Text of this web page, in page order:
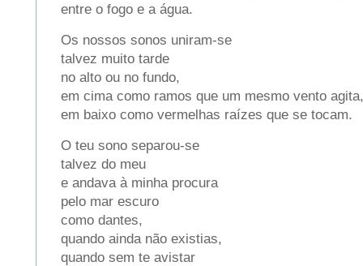
entre o fogo e a água.
Os nossos sonos uniram-se
talvez muito tarde
no alto ou no fundo,
em cima como ramos que um mesmo vento agita,
em baixo como vermelhas raízes que se tocam.
O teu sono separou-se
talvez do meu
e andava à minha procura
pelo mar escuro
como dantes,
quando ainda não existias,
quando sem te avistar